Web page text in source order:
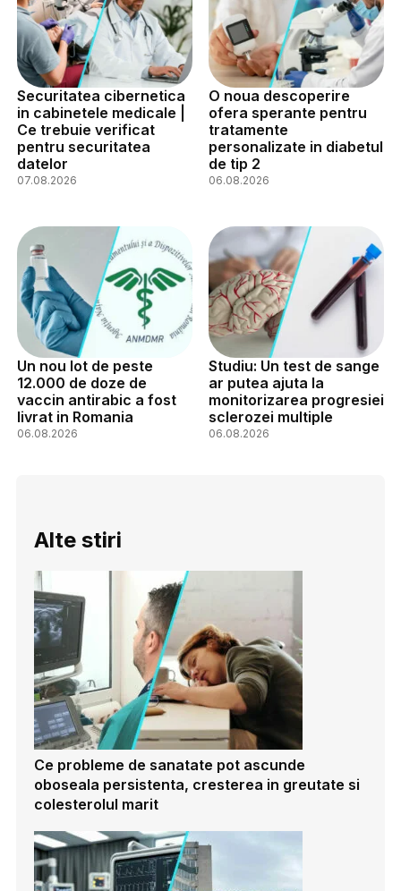
Securitatea cibernetica
in cabinetele medicale |
Ce trebuie verificat
pentru securitatea
datelor
07.08.2026
O noua descoperire
ofera sperante pentru
tratamente
personalizate in diabetul
de tip 2
06.08.2026
Un nou lot de peste
12.000 de doze de
vaccin antirabic a fost
livrat in Romania
06.08.2026
Studiu: Un test de sange
ar putea ajuta la
monitorizarea progresiei
sclerozei multiple
06.08.2026
Alte stiri
Ce probleme de sanatate pot ascunde
oboseala persistenta, cresterea in greutate si
colesterolul marit